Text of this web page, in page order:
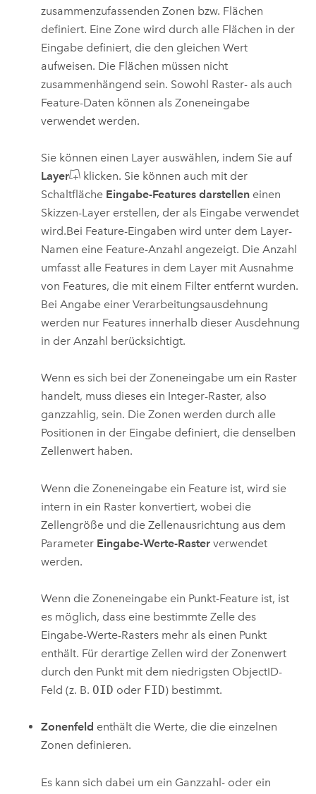
zusammenzufassenden Zonen bzw. Flächen
definiert. Eine Zone wird durch alle Flächen in der
Eingabe definiert, die den gleichen Wert
aufweisen. Die Flächen müssen nicht
zusammenhängend sein. Sowohl Raster- als auch
Feature-Daten können als Zoneneingabe
verwendet werden.
Sie können einen Layer auswählen, indem Sie auf
Layer
klicken. Sie können auch mit der
Schaltfläche Eingabe-Features darstellen einen
Skizzen-Layer erstellen, der als Eingabe verwendet
wird.Bei Feature-Eingaben wird unter dem Layer-
Namen eine Feature-Anzahl angezeigt. Die Anzahl
umfasst alle Features in dem Layer mit Ausnahme
von Features, die mit einem Filter entfernt wurden.
Bei Angabe einer Verarbeitungsausdehnung
werden nur Features innerhalb dieser Ausdehnung
in der Anzahl berücksichtigt.
Wenn es sich bei der Zoneneingabe um ein Raster
handelt, muss dieses ein Integer-Raster, also
ganzzahlig, sein. Die Zonen werden durch alle
Positionen in der Eingabe definiert, die denselben
Zellenwert haben.
Wenn die Zoneneingabe ein Feature ist, wird sie
intern in ein Raster konvertiert, wobei die
Zellengröße und die Zellenausrichtung aus dem
Parameter Eingabe-Werte-Raster verwendet
werden.
Wenn die Zoneneingabe ein Punkt-Feature ist, ist
es möglich, dass eine bestimmte Zelle des
Eingabe-Werte-Rasters mehr als einen Punkt
enthält. Für derartige Zellen wird der Zonenwert
durch den Punkt mit dem niedrigsten ObjectID-
Feld (z. B. OID oder FID) bestimmt.
Zonenfeld enthält die Werte, die die einzelnen
Zonen definieren.
Es kann sich dabei um ein Ganzzahl- oder ein